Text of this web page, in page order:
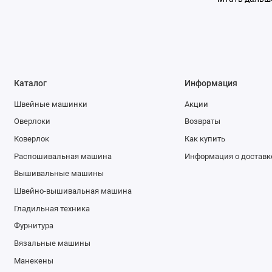
поверхности.
всегда будет
Каталог
Швейные машинки
Оверлоки
Коверлок
Распошивальная машина
Вышивальные машины
Швейно-вышивальная машина
Гладильная техника
Фурнитура
Вязальные машины
Манекены
Информация
Акции
Возвраты
Как купить
Информация о